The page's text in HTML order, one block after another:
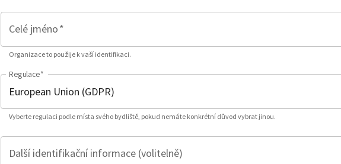
Celé jméno*
Organizace to použije k vaší identifikaci.
Regulace*
Vyberte regulaci podle místa svého bydliště, pokud nemáte konkrétní důvod vybrat jinou.
Další identifikační informace (volitelně)